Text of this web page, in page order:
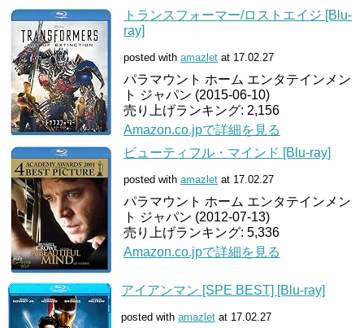
トランスフォーマー/ロストエイジ [Blu-
ray]
posted with amazlet at 17.02.27
パラマウント ホーム エンタテインメン
ト ジャパン (2015-06-10)
売り上げランキング: 2,156
Amazon.co.jpで詳細を見る
ビューティフル・マインド [Blu-ray]
posted with amazlet at 17.02.27
パラマウント ホーム エンタテインメン
ト ジャパン (2012-07-13)
売り上げランキング: 5,336
Amazon.co.jpで詳細を見る
アイアンマン [SPE BEST] [Blu-ray]
posted with amazlet at 17.02.27